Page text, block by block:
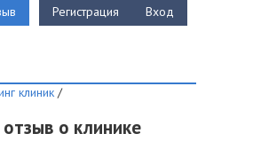
Регистрация Вход
клиник /
о клинике